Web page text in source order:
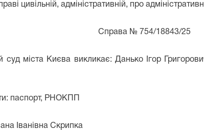
цивільній, адміністративній, про
Справа № 754/18843/25
суд міста Києва викликає: Данько Ігор
паспорт, РНОКПП
Іванівна Скрипка